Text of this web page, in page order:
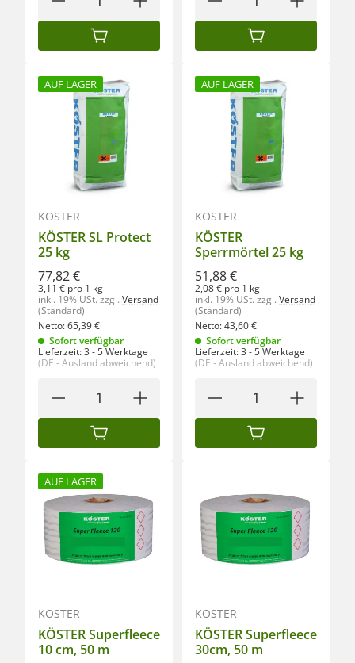
IN DEN WARENKORB IN DEN WARENKORB
AUF LAGER
KÖSTER
KÖSTER SL Protect
25 kg
77,82 €
3,11 € pro 1 kg
inkl. 19% USt. zzgl. Versand
(Standard)
Netto:65,39€
Sofort verfügbar
Lieferzeit:3 - 5 Werktage
(DE - Ausland abweichend)
IN DEN WARENKORB
AUF LAGER
KÖSTER
KÖSTER
Sperrmörtel 25 kg
51,88 €
2,08 € pro 1 kg
inkl. 19% USt. zzgl. Versand
(Standard)
Netto:43,60€
Sofort verfügbar
Lieferzeit:3 - 5 Werktage
(DE - Ausland abweichend)
IN DEN WARENKORB
AUF LAGER
KÖSTER
KÖSTER Superfleece
10 cm, 50 m
KÖSTER
KÖSTER Superfleece
30cm, 50 m